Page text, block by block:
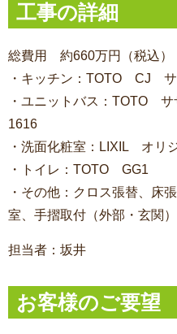
工事の詳細
総費用 約660万円（税込）
・キッチン：TOTO CJ サ
・ユニットバス：TOTO
1616
・洗面化粧室：LIXIL オリ
・トイレ：TOTO GG1
・その他：クロス張替、床
室、手摺取付（外部・玄関）
担当者：坂井
お客様のご要望